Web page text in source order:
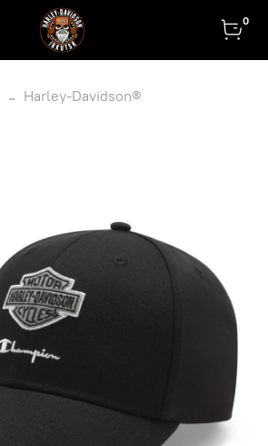
0
Harley-Davidson®